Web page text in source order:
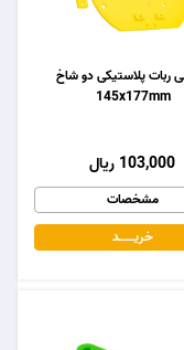
ربات پلاستیکی دو شاخ
145x177mm
103,000 ریال
مشخصات
خریـــــــد